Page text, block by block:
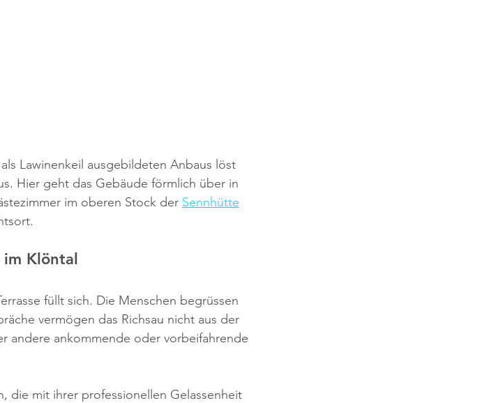
Lawinenkeil ausgebildeten Anbaus löst
Hier geht das Gebäude förmlich über in
im oberen Stock der Sennhütte
Klöntal
füllt sich. Die Menschen begrüssen
vermögen das Richsau nicht aus der
andere ankommende oder vorbeifahrende
die mit ihrer professionellen Gelassenheit